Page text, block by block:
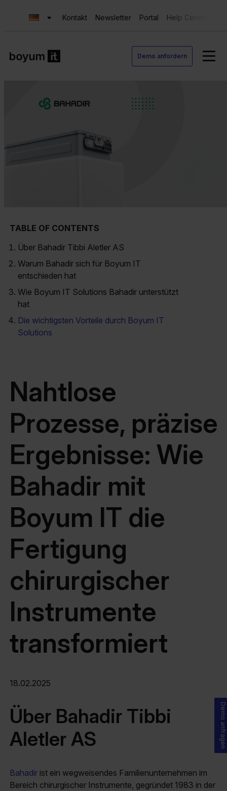
Kontakt Newsletter Portal Help Center
Demo anfordern
TABLE OF CONTENTS
Über Bahadir Tibbi Aletler AS
Warum Bahadir sich für Boyum IT
entschieden hat
Wie Boyum IT Solutions Bahadir unterstützt
hat
Die wichtigsten Vorteile durch Boyum IT
Solutions
Nahtlose
Prozesse, präzise
Ergebnisse: Wie
Bahadir mit
Boyum IT die
Fertigung
chirurgischer
Instrumente
transformiert
18.02.2025
Über Bahadir Tibbi
Aletler AS
Bahadir ist ein wegweisendes Familienunternehmen im
Bereich chirurgischer Instrumente, gegründet 1983 in der
Demo anfragen